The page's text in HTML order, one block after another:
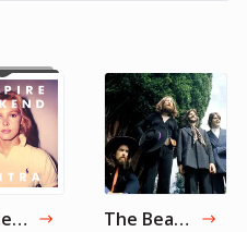
Bill Gates' Summer Playlist - Part 1 The Beatles